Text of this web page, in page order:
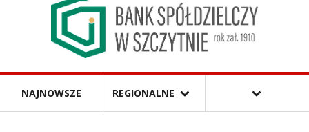
NAJNOWSZE REGIONALNE